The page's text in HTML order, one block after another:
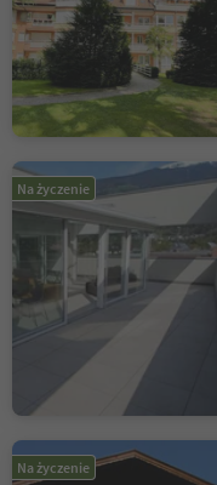
Na życzenie
Na życzenie